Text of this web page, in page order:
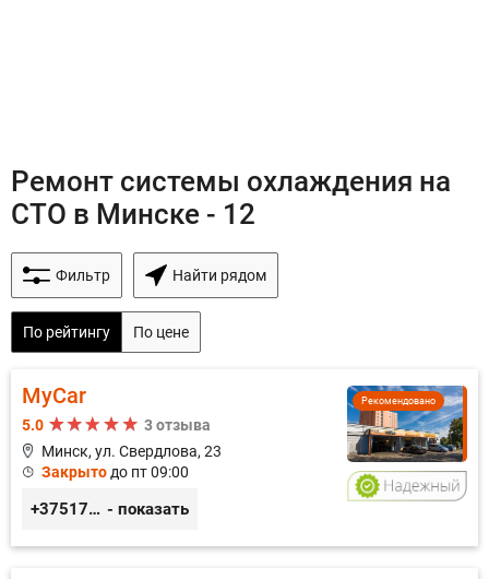
Ремонт системы охлаждения на
СТО в Минске - 12
Фильтр Найти рядом
По рейтингу По цене
Рекомендовано
MyCar
5.0
3 отзыва
Минск, ул. Свердлова, 23
Закрыто до пт 09:00
+375173212443 - показать